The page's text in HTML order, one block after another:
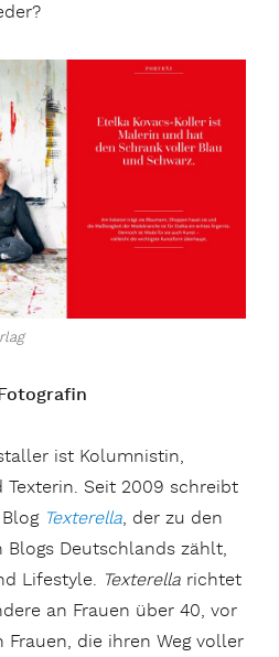
ist Kolumnistin,
Texterin. Seit 2009 schreibt
Texterella, der zu den
Blogs Deutschlands zählt,
Lifestyle. Texterella richtet
an Frauen über 40, vor
Frauen, die ihren Weg voller